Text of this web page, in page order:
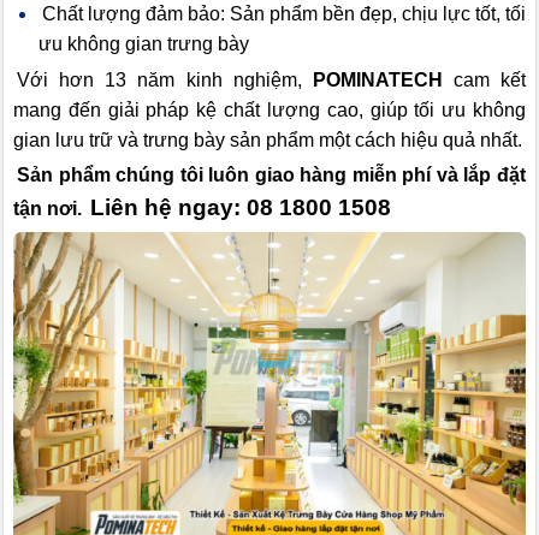
Chất lượng đảm bảo: Sản phẩm bền đẹp, chịu lực tốt, tối
ưu không gian trưng bày
Với hơn 13 năm kinh nghiệm,
POMINATECH
cam kết
mang đến giải pháp kệ chất lượng cao, giúp tối ưu không
gian lưu trữ và trưng bày sản phẩm một cách hiệu quả nhất.
Sản phẩm chúng tôi luôn giao hàng miễn phí và lắp đặt
tận nơi. Liên hệ ngay: 08 1800 1508